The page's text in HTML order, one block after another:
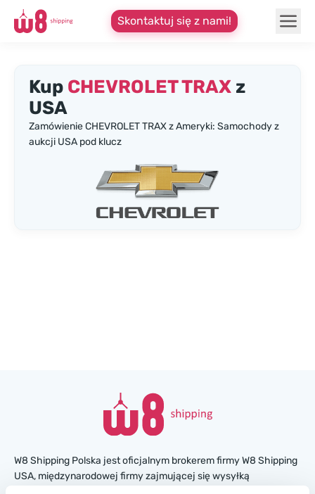
Skontaktuj się z nami!
Kup CHEVROLET TRAX z
USA
Zamówienie CHEVROLET TRAX z Ameryki: Samochody z
aukcji USA pod klucz
W8 Shipping Polska jest oficjalnym brokerem firmy W8 Shipping
USA, międzynarodowej firmy zajmującej się wysyłką